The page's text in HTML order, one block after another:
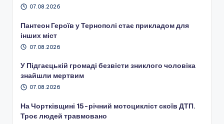
07.08.2026
Пантеон Героїв у Тернополі стає прикладом для
інших міст
07.08.2026
У Підгаєцькій громаді безвісти зниклого чоловіка
знайшли мертвим
07.08.2026
На Чортківщині 15-річний мотоцикліст скоїв ДТП.
Троє людей травмовано